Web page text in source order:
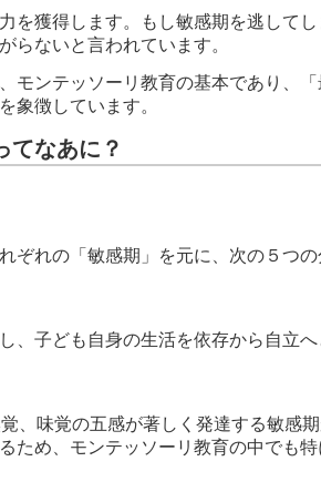
を獲得します。もし敏感期を逃してし
らないと言われています。
モンテッソーリ教育の基本であり、「
象徴しています。
てなあに？
ぞれの「敏感期」を元に、次の５つ
、子ども自身の生活を依存から自立へ
、味覚の五感が著しく発達する敏感
ため、モンテッソーリ教育の中でも特